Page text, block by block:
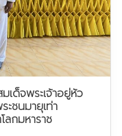
เด็จพระเจ้าอยู่หัว
ะชนมายุเท่า
กมหาราช